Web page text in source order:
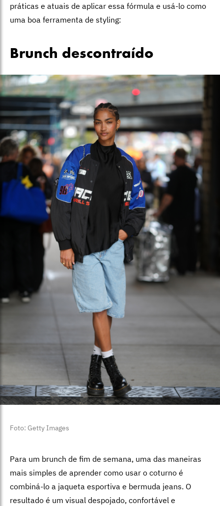
práticas e atuais de aplicar essa fórmula e usá-lo como
uma boa ferramenta de styling:
Brunch descontraído
Foto: Getty Images
Para um brunch de fim de semana, uma das maneiras
mais simples de aprender como usar o coturno é
combiná-lo a jaqueta esportiva e bermuda jeans. O
resultado é um visual despojado, confortável e